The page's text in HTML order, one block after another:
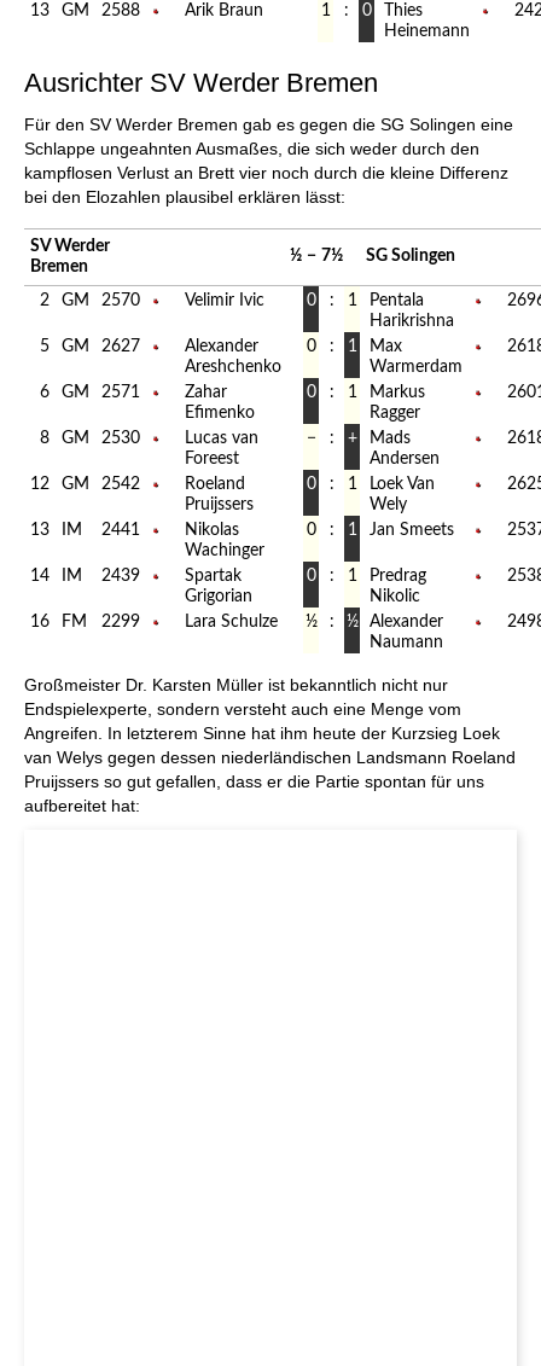
13 GM 2588 Arik Braun 1 : 0
Thies
Heinemann
Ausrichter SV Werder Bremen
Für den SV Werder Bremen gab es gegen die SG Solingen eine
Schlappe ungeahnten Ausmaßes, die sich weder durch den
kampflosen Verlust an Brett vier noch durch die kleine Differenz
bei den Elozahlen plausibel erklären lässt:
SV Werder
Bremen
½ − 7½ SG Solingen
2 GM 2570 Velimir Ivic 0 : 1
Pentala
Harikrishna
5 GM 2627
Alexander
Areshchenko
0 : 1
Max
Warmerdam
6 GM 2571
Zahar
Efimenko
0 : 1
Markus
Ragger
8 GM 2530
Lucas van
Foreest
− : +
Mads
Andersen
12 GM 2542
Roeland
Pruijssers
0 : 1
Loek Van
Wely
13 IM 2441
Nikolas
Wachinger
0 : 1 Jan Smeets
14 IM 2439
Spartak
Grigorian
0 : 1
Predrag
Nikolic
16 FM 2299 Lara Schulze ½ : ½
Alexander
Naumann
Großmeister Dr. Karsten Müller ist bekanntlich nicht nur
Endspielexperte, sondern versteht auch eine Menge vom
Angreifen. In letzterem Sinne hat ihm heute der Kurzsieg Loek
van Welys gegen dessen niederländischen Landsmann Roeland
Pruijssers so gut gefallen, dass er die Partie spontan für uns
aufbereitet hat: